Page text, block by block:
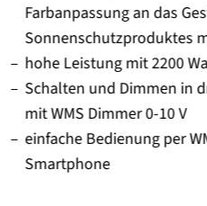
Farbanpassung an das
Sonnenschutzproduktes
hohe Leistung mit 2200
Schalten und Dimmen in
mit WMS Dimmer 0-10 V
einfache Bedienung per
Smartphone